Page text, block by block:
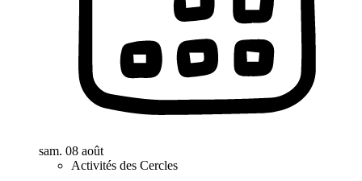
sam. 08 août
Activités des Cercles